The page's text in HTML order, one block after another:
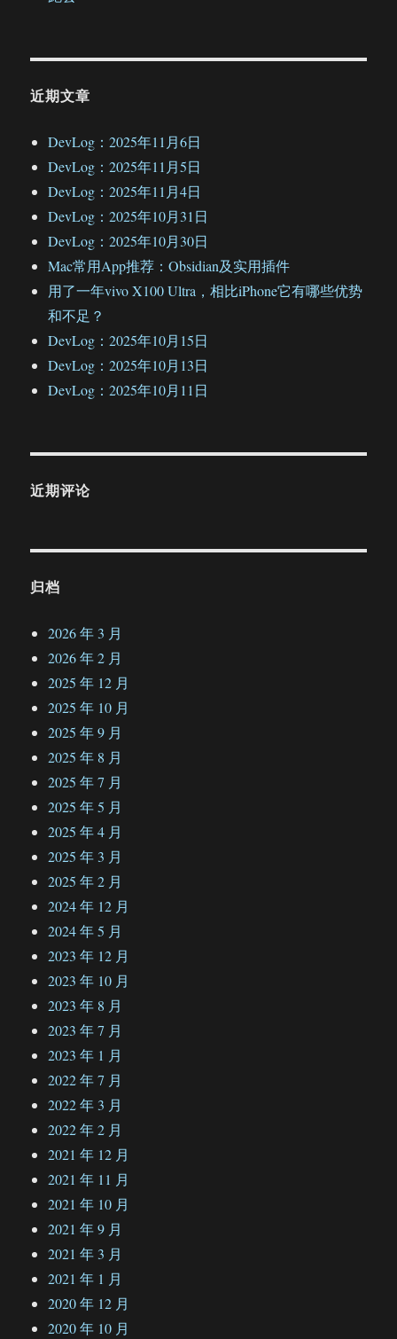
近期文章
DevLog：2025年11月6日
DevLog：2025年11月5日
DevLog：2025年11月4日
DevLog：2025年10月31日
DevLog：2025年10月30日
Mac常用App推荐：Obsidian及实用插件
用了一年vivo X100 Ultra，相比iPhone它有哪些优势
和不足？
DevLog：2025年10月15日
DevLog：2025年10月13日
DevLog：2025年10月11日
近期评论
归档
2026 年 3 月
2026 年 2 月
2025 年 12 月
2025 年 10 月
2025 年 9 月
2025 年 8 月
2025 年 7 月
2025 年 5 月
2025 年 4 月
2025 年 3 月
2025 年 2 月
2024 年 12 月
2024 年 5 月
2023 年 12 月
2023 年 10 月
2023 年 8 月
2023 年 7 月
2023 年 1 月
2022 年 7 月
2022 年 3 月
2022 年 2 月
2021 年 12 月
2021 年 11 月
2021 年 10 月
2021 年 9 月
2021 年 3 月
2021 年 1 月
2020 年 12 月
2020 年 10 月